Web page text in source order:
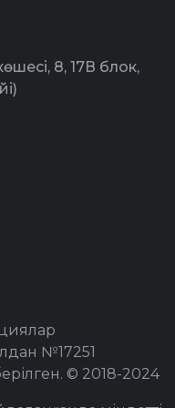
8, 17В блок,
№17251
© 2018-2024